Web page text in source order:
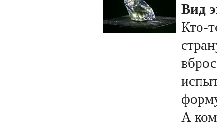
Вид
Кто-
А